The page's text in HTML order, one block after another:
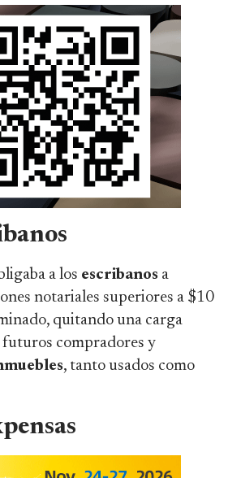
a los escribanos a
notariales superiores a $10
quitando una carga
compradores y
, tanto usados como